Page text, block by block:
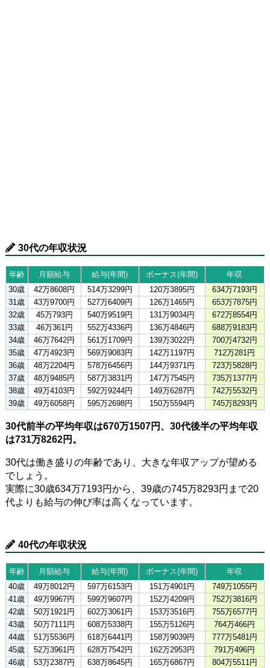
30代の年収状況
年齢 月額給与 給与(年間) ボーナス(年間)
年収
30歳
42万8608円 514万3299円 120万3895円
634万7193円
31歳
43万9700円 527万6409円 126万1465円
653万7875円
32歳
45万793円 540万9519円 131万9034円
672万8554円
33歳
46万361円 552万4336円 136万4846円
688万9183円
34歳
46万7642円 561万1709円 139万3022円
700万4732円
35歳
47万4923円 569万9083円 142万1197円
712万281円
36歳
48万2204円 578万6456円 144万9371円
723万5828円
37歳
48万9485円 587万3831円 147万7545円
735万1377円
38歳
49万4103円 592万9244円 149万6287円
742万5532円
39歳
49万6058円 595万2698円 150万5594円 745万8293円
30代前半の平均年収は670万1507円、30代後半の平均年収
は731万8262円。
30代は働き盛りの年齢であり、大きな年収アップが望める
でしょう。
実際に30歳634万7193円から、39歳の745万8293円まで20
代よりも給与の伸び率は高くなっています。
40代の年収状況
年齢 月額給与 給与(年間) ボーナス(年間)
年収
40歳
49万8012円 597万6153円 151万4901円
749万1055円
41歳
49万9967円 599万9607円 152万4209円
752万3816円
42歳
50万1921円 602万3061円 153万3516円
755万6577円
43歳
50万7111円 608万5338円 155万5126円
764万466円
44歳
51万5536円 618万6441円 158万9039円
777万5481円
45歳
52万3961円 628万7542円 162万2953円
791万496円
46歳
53万2387円 638万8645円 165万6867円
804万5511円